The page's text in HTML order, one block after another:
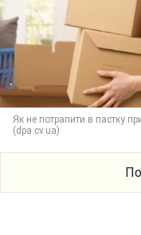
Як не потрапити в пастку
(dpa.cv.ua)